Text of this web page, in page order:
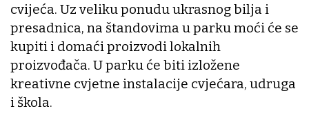
cvijeća. Uz veliku ponudu ukrasnog bilja i
presadnica, na štandovima u parku moći će se
kupiti i domaći proizvodi lokalnih
proizvođača. U parku će biti izložene
kreativne cvjetne instalacije cvjećara, udruga
i škola.